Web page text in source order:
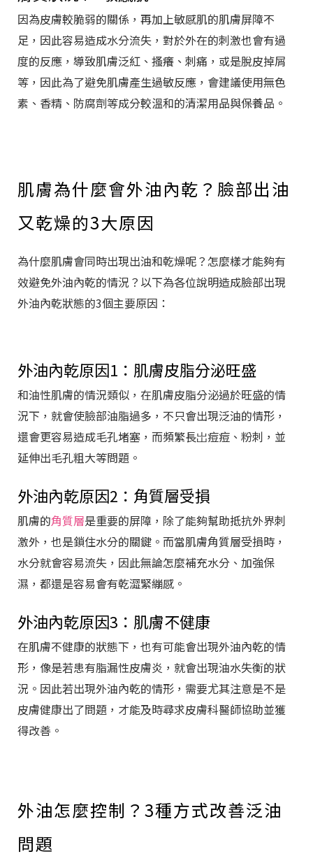
因為皮膚較脆弱的關係，再加上敏感肌的肌膚屏障不
足，因此容易造成水分流失，對於外在的刺激也會有過
度的反應，導致肌膚泛紅、搔癢、刺痛，或是脫皮掉屑
等，因此為了避免肌膚產生過敏反應，會建議使用無色
素、香精、防腐劑等成分較溫和的清潔用品與保養品。
肌膚為什麼會外油內乾？臉部出油
又乾燥的3大原因
為什麼肌膚會同時出現出油和乾燥呢？怎麼樣才能夠有
效避免外油內乾的情況？以下為各位說明造成臉部出現
外油內乾狀態的3個主要原因：
外油內乾原因1：肌膚皮脂分泌旺盛
和油性肌膚的情況類似，在肌膚皮脂分泌過於旺盛的情
況下，就會使臉部油脂過多，不只會出現泛油的情形，
還會更容易造成毛孔堵塞，而頻繁長岀痘痘、粉刺，並
延伸出毛孔粗大等問題。
外油內乾原因2：角質層受損
肌膚的角質層是重要的屏障，除了能夠幫助抵抗外界刺
激外，也是鎖住水分的關鍵。而當肌膚角質層受損時，
水分就會容易流失，因此無論怎麼補充水分、加強保
濕，都還是容易會有乾澀緊繃感。
外油內乾原因3：肌膚不健康
在肌膚不健康的狀態下，也有可能會出現外油內乾的情
形，像是若患有脂漏性皮膚炎，就會出現油水失衡的狀
況。因此若出現外油內乾的情形，需要尤其注意是不是
皮膚健康出了問題，才能及時尋求皮膚科醫師協助並獲
得改善。
外油怎麼控制？3種方式改善泛油
問題